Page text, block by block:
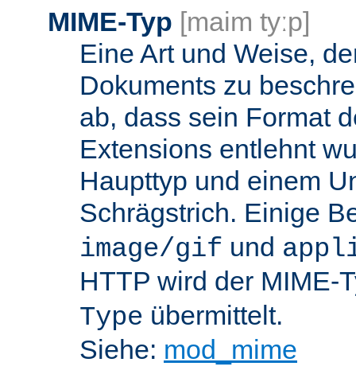
MIME-Typ [maim tyːp]
Eine Art und Weise,
Dokuments zu
ab, dass sein Format
Extensions entlehnt
Haupttyp und einem
Schrägstrich. Einige
image/gif und
HTTP wird der MIME-
Type übermittelt.
Siehe: mod_mime